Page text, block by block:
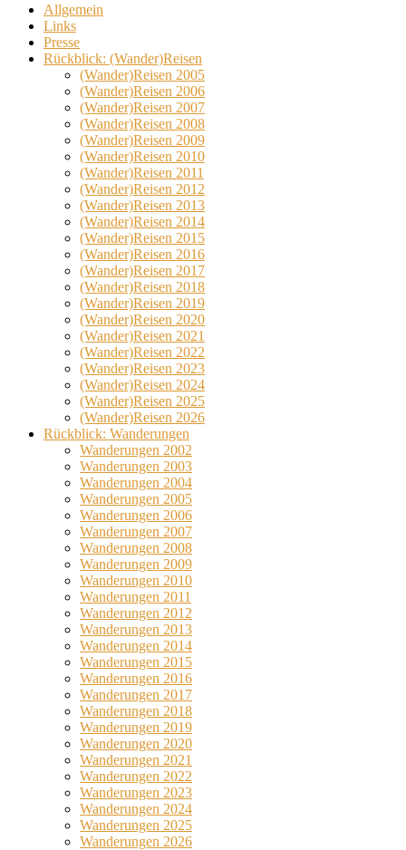
Allgemein
Links
Presse
Rückblick: (Wander)Reisen
(Wander)Reisen 2005
(Wander)Reisen 2006
(Wander)Reisen 2007
(Wander)Reisen 2008
(Wander)Reisen 2009
(Wander)Reisen 2010
(Wander)Reisen 2011
(Wander)Reisen 2012
(Wander)Reisen 2013
(Wander)Reisen 2014
(Wander)Reisen 2015
(Wander)Reisen 2016
(Wander)Reisen 2017
(Wander)Reisen 2018
(Wander)Reisen 2019
(Wander)Reisen 2020
(Wander)Reisen 2021
(Wander)Reisen 2022
(Wander)Reisen 2023
(Wander)Reisen 2024
(Wander)Reisen 2025
(Wander)Reisen 2026
Rückblick: Wanderungen
Wanderungen 2002
Wanderungen 2003
Wanderungen 2004
Wanderungen 2005
Wanderungen 2006
Wanderungen 2007
Wanderungen 2008
Wanderungen 2009
Wanderungen 2010
Wanderungen 2011
Wanderungen 2012
Wanderungen 2013
Wanderungen 2014
Wanderungen 2015
Wanderungen 2016
Wanderungen 2017
Wanderungen 2018
Wanderungen 2019
Wanderungen 2020
Wanderungen 2021
Wanderungen 2022
Wanderungen 2023
Wanderungen 2024
Wanderungen 2025
Wanderungen 2026